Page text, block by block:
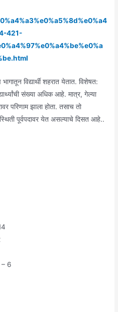
421-
भागातून विद्यार्थी शहरात येतात. विशेषत:
संख्या अधिक आहे. मात्र, गेल्या
परिणाम झाला होता. तसाच तो
पूर्वपदावर येत असल्याचे दिसत आहे..
– 6